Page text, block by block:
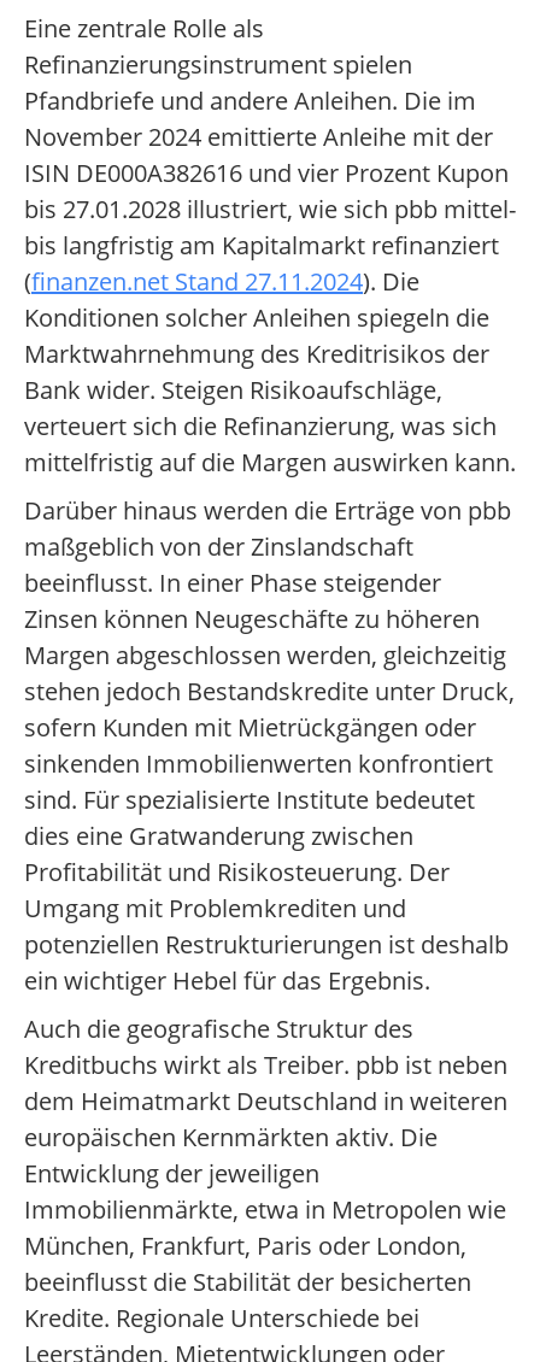
Eine zentrale Rolle als
Refinanzierungsinstrument spielen
Pfandbriefe und andere Anleihen. Die im
November 2024 emittierte Anleihe mit der
ISIN DE000A382616 und vier Prozent Kupon
bis 27.01.2028 illustriert, wie sich pbb mittel-
bis langfristig am Kapitalmarkt refinanziert
(finanzen.net Stand 27.11.2024). Die
Konditionen solcher Anleihen spiegeln die
Marktwahrnehmung des Kreditrisikos der
Bank wider. Steigen Risikoaufschläge,
verteuert sich die Refinanzierung, was sich
mittelfristig auf die Margen auswirken kann.
Darüber hinaus werden die Erträge von pbb
maßgeblich von der Zinslandschaft
beeinflusst. In einer Phase steigender
Zinsen können Neugeschäfte zu höheren
Margen abgeschlossen werden, gleichzeitig
stehen jedoch Bestandskredite unter Druck,
sofern Kunden mit Mietrückgängen oder
sinkenden Immobilienwerten konfrontiert
sind. Für spezialisierte Institute bedeutet
dies eine Gratwanderung zwischen
Profitabilität und Risikosteuerung. Der
Umgang mit Problemkrediten und
potenziellen Restrukturierungen ist deshalb
ein wichtiger Hebel für das Ergebnis.
Auch die geografische Struktur des
Kreditbuchs wirkt als Treiber. pbb ist neben
dem Heimatmarkt Deutschland in weiteren
europäischen Kernmärkten aktiv. Die
Entwicklung der jeweiligen
Immobilienmärkte, etwa in Metropolen wie
München, Frankfurt, Paris oder London,
beeinflusst die Stabilität der besicherten
Kredite. Regionale Unterschiede bei
Leerständen, Mietentwicklungen oder